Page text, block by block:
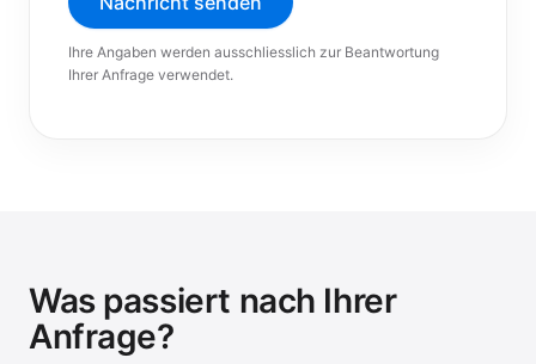
Ihre Angaben werden ausschliesslich zur Beantwortung
Ihrer Anfrage verwendet.
Was passiert nach Ihrer
Anfrage?